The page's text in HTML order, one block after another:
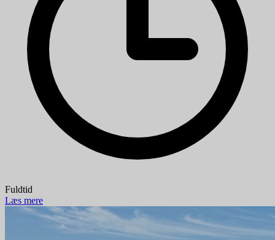
Fuldtid
Læs mere